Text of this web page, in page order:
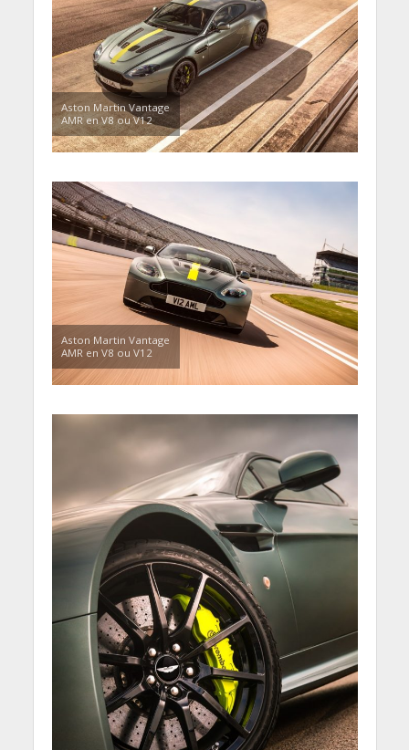
Aston Martin Vantage
AMR en V8 ou V12
Aston Martin Vantage
AMR en V8 ou V12